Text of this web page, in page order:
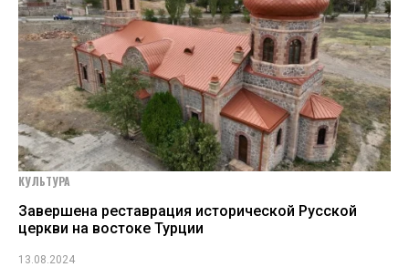
КУЛЬТУРА
Завершена реставрация исторической Русской
церкви на востоке Турции
13.08.2024